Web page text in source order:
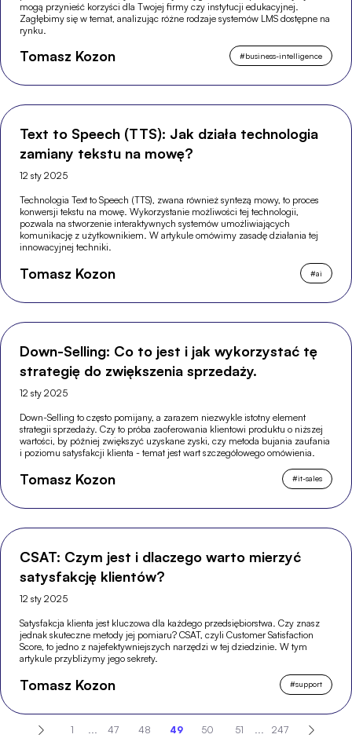
mogą przynieść korzyści dla Twojej firmy czy instytucji edukacyjnej.
Zagłębimy się w temat, analizując różne rodzaje systemów LMS dostępne na
rynku.
Tomasz Kozon #business-intelligence
Text to Speech (TTS): Jak działa technologia
zamiany tekstu na mowę?
12 sty 2025
Technologia Text to Speech (TTS), zwana również syntezą mowy, to proces
konwersji tekstu na mowę. Wykorzystanie możliwości tej technologii,
pozwala na stworzenie interaktywnych systemów umożliwiających
komunikację z użytkownikiem. W artykule omówimy zasadę działania tej
innowacyjnej techniki.
Tomasz Kozon #ai
Down-Selling: Co to jest i jak wykorzystać tę
strategię do zwiększenia sprzedaży.
12 sty 2025
Down-Selling to często pomijany, a zarazem niezwykle istotny element
strategii sprzedaży. Czy to próba zaoferowania klientowi produktu o niższej
wartości, by później zwiększyć uzyskane zyski, czy metoda bujania zaufania
i poziomu satysfakcji klienta - temat jest wart szczegółowego omówienia.
Tomasz Kozon #it-sales
CSAT: Czym jest i dlaczego warto mierzyć
satysfakcję klientów?
12 sty 2025
Satysfakcja klienta jest kluczowa dla każdego przedsiębiorstwa. Czy znasz
jednak skuteczne metody jej pomiaru? CSAT, czyli Customer Satisfaction
Score, to jedno z najefektywniejszych narzędzi w tej dziedzinie. W tym
artykule przybliżymy jego sekrety.
Tomasz Kozon #support
1 ... 47 48 49 50 51 ... 247